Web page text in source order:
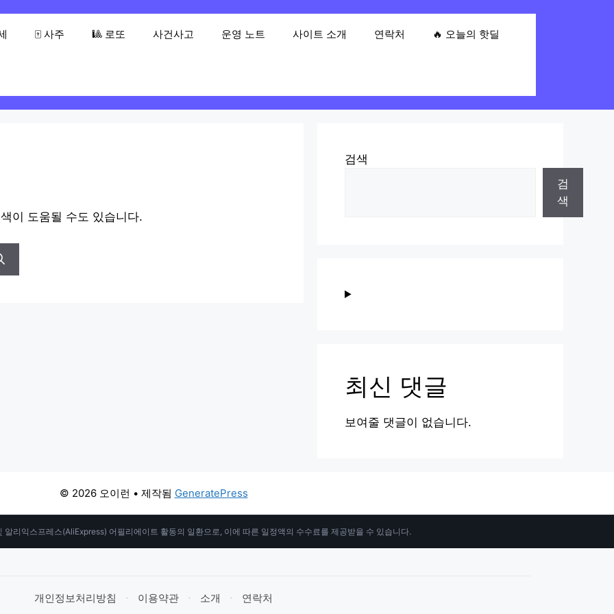
🀄 사주 🎱 로또 사건사고 운영 노트 사이트 소개 연락처 🔥 오늘의 핫딜
이 도움될 수도 있습니다.
검색
검
색
최신 댓글
보여줄 댓글이 없습니다.
© 2026 오이런 • 제작됨 GeneratePress
알리익스프레스(AliExpress) 어필리에이트 활동의 일환으로, 이에 따른 일정액의 수수료를 제공받을 수 있습니다.
개인정보처리방침 · 이용약관 · 소개 · 연락처